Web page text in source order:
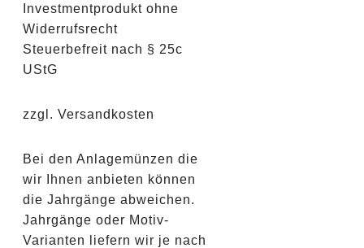
Investmentprodukt ohne
Widerrufsrecht
Steuerbefreit nach § 25c
UStG
zzgl. Versandkosten
Bei den Anlagemünzen die
wir Ihnen anbieten können
die Jahrgänge abweichen.
Jahrgänge oder Motiv-
Varianten liefern wir je nach